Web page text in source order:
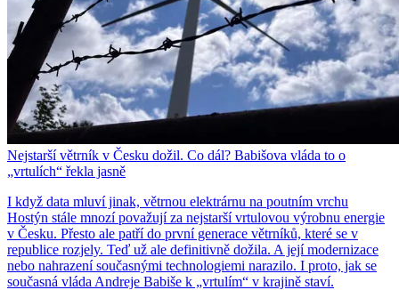
Nejstarší větrník v Česku dožil. Co dál? Babišova vláda to o
„vrtulích“ řekla jasně
I když data mluví jinak, větrnou elektrárnu na poutním vrchu
Hostýn stále mnozí považují za nejstarší vrtulovou výrobnu energie
v Česku. Přesto ale patří do první generace větrníků, které se v
republice rozjely. Teď už ale definitivně dožila. A její modernizace
nebo nahrazení současnými technologiemi narazilo. I proto, jak se
současná vláda Andreje Babiše k „vrtulím“ v krajině staví.